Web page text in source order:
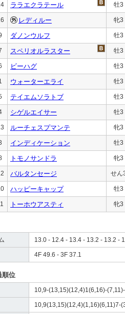
ララエクラテール 牡3
レディルー 牝3
ダノンウルフ 牡3
スペリオルラスター 牡3
ビーハグ 牡3
ウォーターエライ 牡3
テイエムソラトブ 牡3
シゲルエイサー 牡3
ルーチェスプマンテ 牝3
インディケーション 牡3
トモノサンドラ 牝3
バルタンセージ せん
ハッピーキャップ 牡3
トーホウアスティ 牝3
13.0 - 12.4 - 13.4 - 13.2 - 13.2 -
4F 49.6 - 3F 37.1
順位
10,9-(13,15)(12,4)1(6,16)-
10,9(13,15)(12,4)(1,16)(6,11)7-